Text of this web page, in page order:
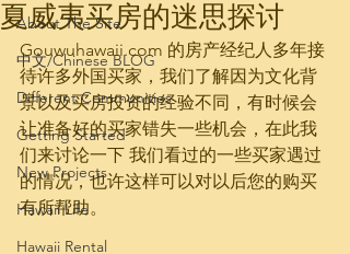
About The Site
中文/Chinese BLOG
Different Communities
Getting Started
New Projects
Hawaii Life
Hawaii Rental
夏威夷买房的迷思探讨
Gouwuhawaii.com 的房产经纪人多年接
待许多外国买家，我们了解因为文化背
景以及买房投资的经验不同，有时候会
让准备好的买家错失一些机会，在此我
们来讨论一下 我们看过的一些买家遇过
的情况，也许这样可以对以后您的购买
有所帮助。